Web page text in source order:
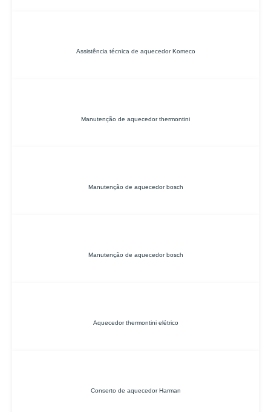
Assistência técnica de aquecedor Komeco
Manutenção de aquecedor thermontini
Manutenção de aquecedor bosch
Manutenção de aquecedor bosch
Aquecedor thermontini elétrico
Conserto de aquecedor Harman